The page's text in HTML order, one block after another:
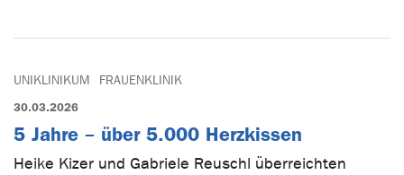
UNIKLINIKUM FRAUENKLINIK
30.03.2026
5 Jahre – über 5.000 Herzkissen
Heike Kizer und Gabriele Reuschl überreichten